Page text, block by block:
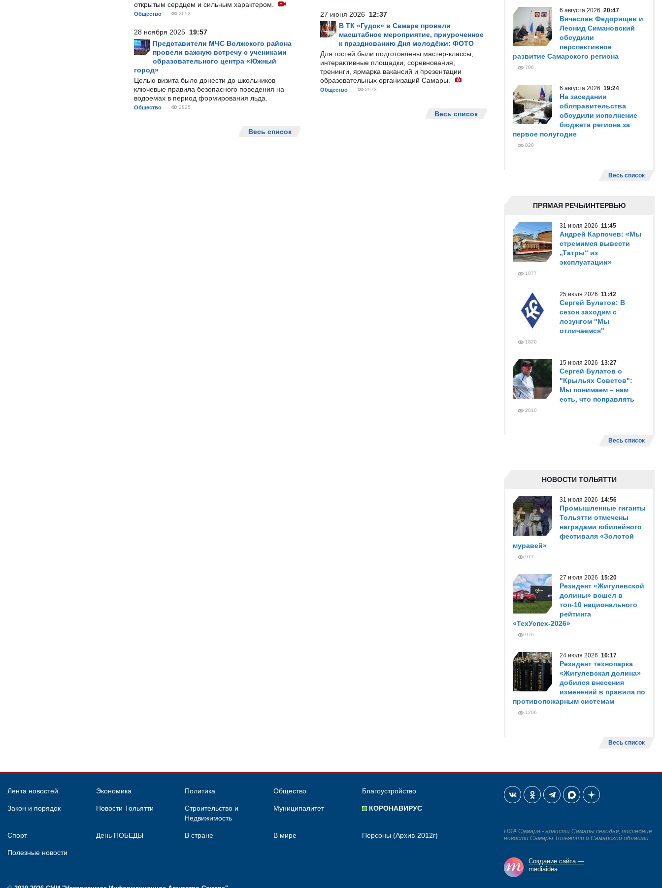
открытым сердцем и сильным характером.
Общество 2652
28 ноября 2025 19:57
Представители МЧС Волжского района
провели важную встречу с учениками
образовательного центра «Южный
город»
Целью визита было донести до школьников
ключевые правила безопасного поведения на
водоемах в период формирования льда.
Общество 2825
Весь список
27 июня 2026 12:37
В ТК «Гудок» в Самаре провели
масштабное мероприятие, приуроченное
к празднованию Дня молодёжи: ФОТО
Для гостей были подготовлены мастер-классы,
интерактивные площадки, соревнования,
тренинги, ярмарка вакансий и презентации
образовательных организаций Самары.
Общество 2973
Весь список
6 августа 2026 20:47
Вячеслав Федорищев и
Леонид Симановский
обсудили
перспективное
развитие Самарского региона
796
6 августа 2026 19:24
На заседании
облправительства
обсудили исполнение
бюджета региона за
первое полугодие
828
Весь список
ПРЯМАЯ РЕЧЬ/ИНТЕРВЬЮ
31 июля 2026 11:45
Андрей Карпочев: «Мы
стремимся вывести
„Татры“ из
эксплуатации»
1077
25 июля 2026 11:42
Сергей Булатов: В
сезон заходим с
лозунгом "Мы
отличаемся"
1820
15 июля 2026 13:27
Сергей Булатов о
"Крыльях Советов":
Мы понимаем – нам
есть, что поправлять
2010
Весь список
НОВОСТИ ТОЛЬЯТТИ
31 июля 2026 14:56
Промышленные гиганты
Тольятти отмечены
наградами юбилейного
фестиваля «Золотой
муравей»
977
27 июля 2026 15:20
Резидент «Жигулевской
долины» вошел в
топ-10 национального
рейтинга
«ТехУспех-2026»
976
24 июля 2026 16:17
Резидент технопарка
«Жигулевская долина»
добился внесения
изменений в правила по
противопожарным системам
1206
Весь список
Лента новостей Экономика Политика Общество Благоустройство
Закон и порядок Новости Тольятти
Строительство и
Недвижимость
Муниципалитет КОРОНАВИРУС
Спорт День ПОБЕДЫ В стране В мире Персоны (Архив-2012г)
Полезные новости
НИА Самара - новости Самары сегодня, последние
новости Самары Тольятти и Самарской области
Создание сайта —
mediaidea